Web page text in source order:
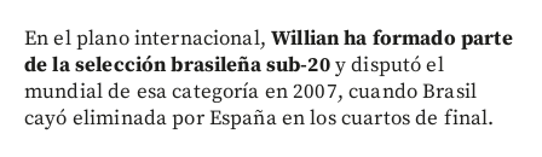
En el plano internacional,Willian ha formado parte
de la selección brasileña sub-20y disputó el
mundial de esa categoría en 2007, cuando Brasil
cayó eliminada por España en los cuartos de final.